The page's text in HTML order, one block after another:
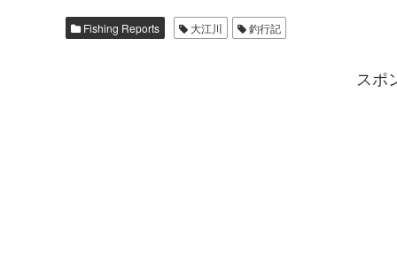
Fishing Reports 大江川 釣行記
スポ